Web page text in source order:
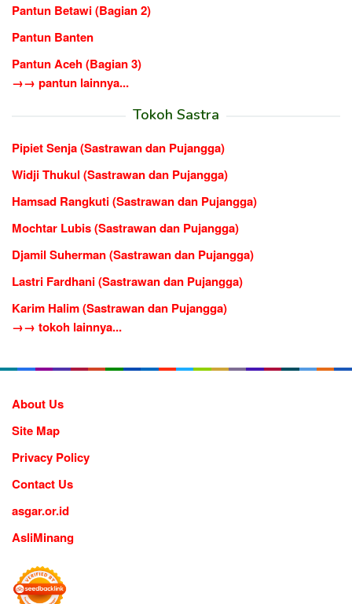
Pantun Betawi (Bagian 2)
Pantun Banten
Pantun Aceh (Bagian 3)
→→ pantun lainnya...
Tokoh Sastra
Pipiet Senja (Sastrawan dan Pujangga)
Widji Thukul (Sastrawan dan Pujangga)
Hamsad Rangkuti (Sastrawan dan Pujangga)
Mochtar Lubis (Sastrawan dan Pujangga)
Djamil Suherman (Sastrawan dan Pujangga)
Lastri Fardhani (Sastrawan dan Pujangga)
Karim Halim (Sastrawan dan Pujangga)
→→ tokoh lainnya...
About Us
Site Map
Privacy Policy
Contact Us
asgar.or.id
AsliMinang